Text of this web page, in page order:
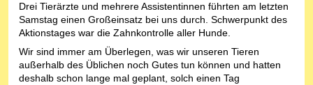
Drei Tierärzte und mehrere Assistentinnen führten am letzten
Samstag einen Großeinsatz bei uns durch. Schwerpunkt des
Aktionstages war die Zahnkontrolle aller Hunde.
Wir sind immer am Überlegen, was wir unseren Tieren
außerhalb des Üblichen noch Gutes tun können und hatten
deshalb schon lange mal geplant, solch einen Tag